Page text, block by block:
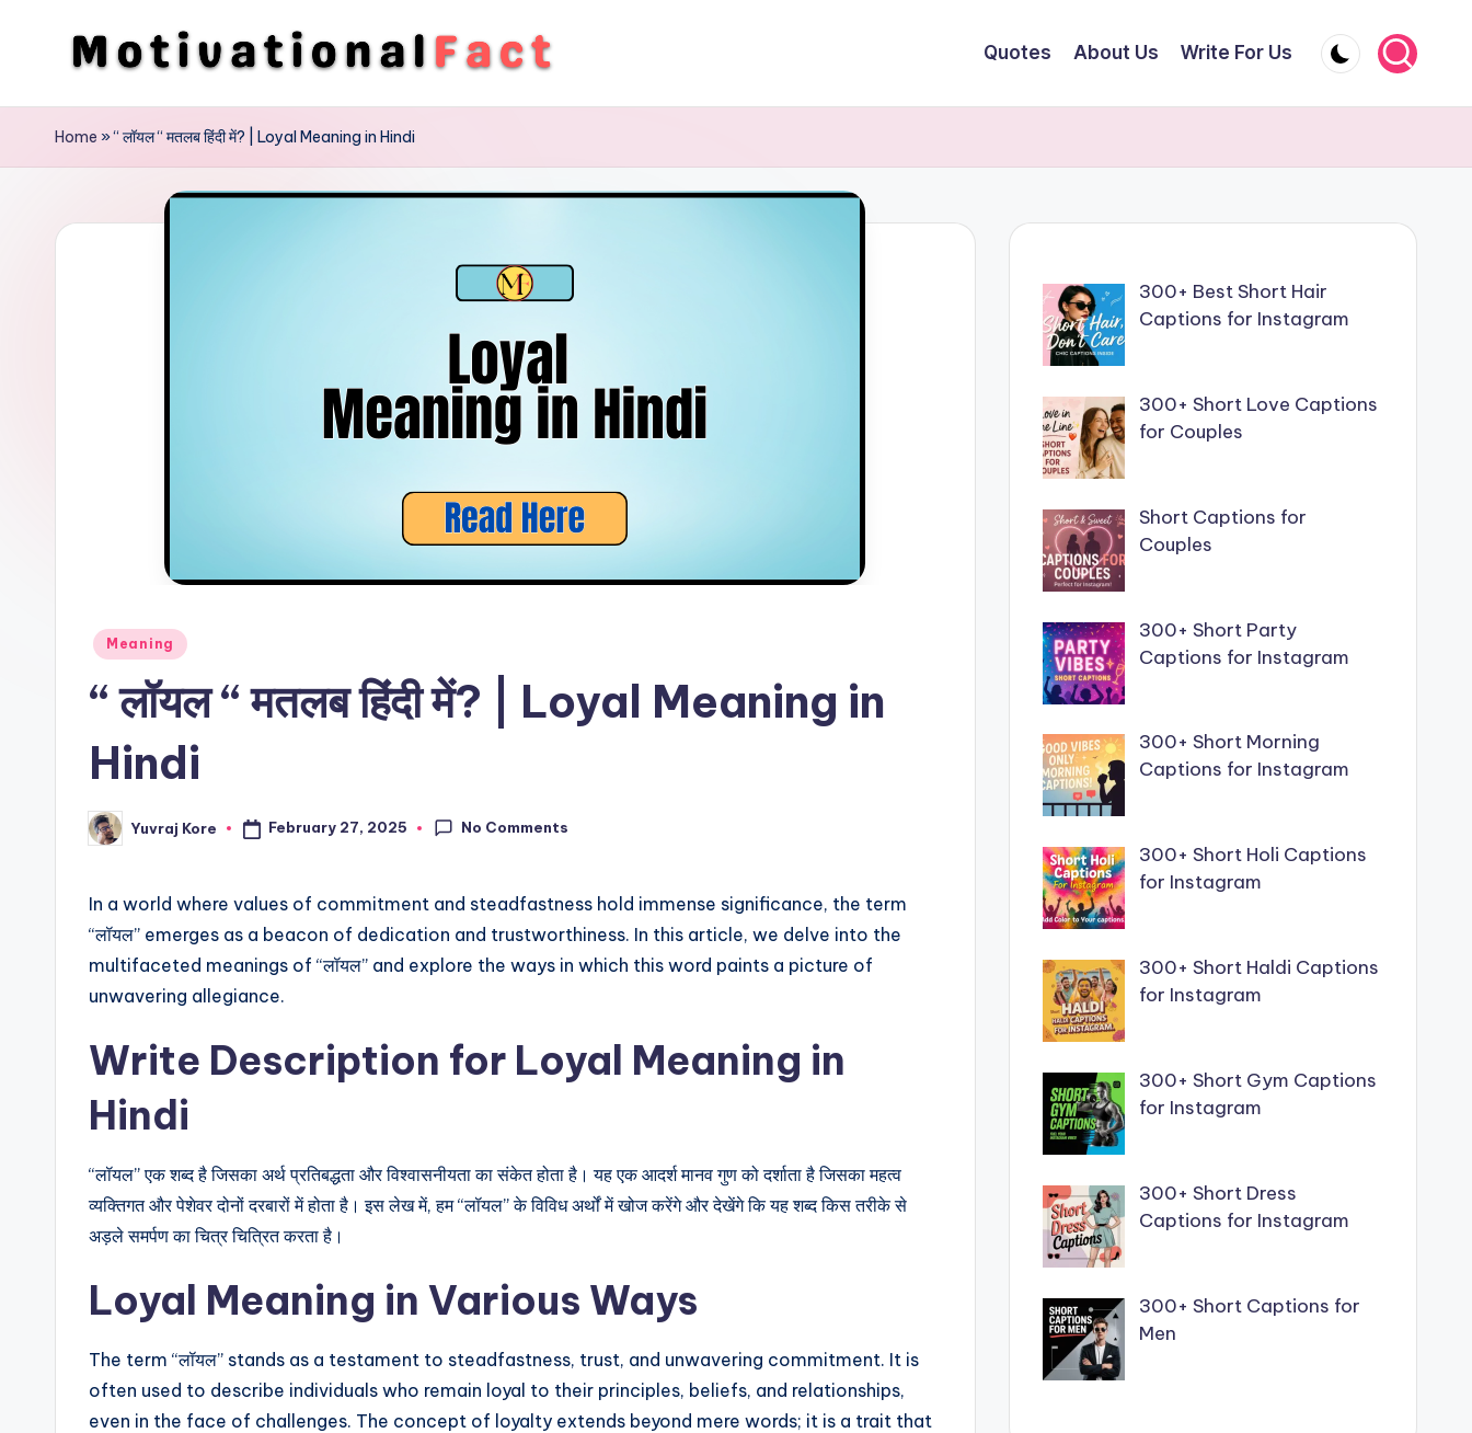
M
o
v
To
Quotes About Us Write For Us
Home »“ लॉयल “ मतलब हिंदी में? | Loyal Meaning in Hindi
Posted
Meaning
“ लॉयल “ मतलब हिंदी में? | Loyal Meaning in
Hindi
Posted
by
Yuvraj Kore February 27, 2025 No Comments
In a world where values of commitment and steadfastness hold immense significance, the term
“लॉयल” emerges as a beacon of dedication and trustworthiness. In this article, we delve into the
multifaceted meanings of “लॉयल” and explore the ways in which this word paints a picture of
unwavering allegiance.
Write Description for Loyal Meaning in
Hindi
“लॉयल” एक शब्द है जिसका अर्थ प्रतिबद्धता और विश्वासनीयता का संकेत होता है। यह एक आदर्श मानव गुण को दर्शाता है जिसका महत्व
व्यक्तिगत और पेशेवर दोनों दरबारों में होता है। इस लेख में, हम “लॉयल” के विविध अर्थों में खोज करेंगे और देखेंगे कि यह शब्द किस तरीके से
अड़ले समर्पण का चित्र चित्रित करता है।
Loyal Meaning in Various Ways
The term “लॉयल” stands as a testament to steadfastness, trust, and unwavering commitment. It is
often used to describe individuals who remain loyal to their principles, beliefs, and relationships,
even in the face of challenges. The concept of loyalty extends beyond mere words; it is a trait that
300+ Best Short Hair
Captions for Instagram
300+ Short Love Captions
for Couples
Short Captions for
Couples
300+ Short Party
Captions for Instagram
300+ Short Morning
Captions for Instagram
300+ Short Holi Captions
for Instagram
300+ Short Haldi Captions
for Instagram
300+ Short Gym Captions
for Instagram
300+ Short Dress
Captions for Instagram
300+ Short Captions for
Men